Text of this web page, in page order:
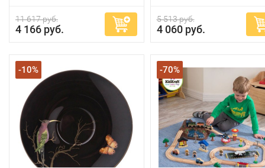
11 617 руб.
4 166 руб.
5 513 руб.
4 060 руб.
-10% -70%